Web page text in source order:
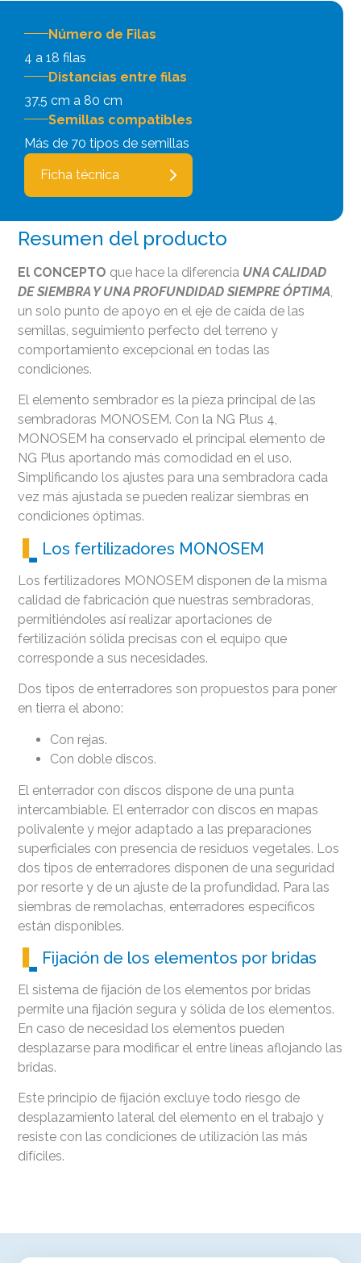
Número de Filas
4 a 18 filas
Distancias entre filas
37,5 cm a 80 cm
Semillas compatibles
Más de 70 tipos de semillas
Ficha técnica
Resumen del producto
El CONCEPTO que hace la diferencia UNA CALIDAD
DE SIEMBRA Y UNA PROFUNDIDAD SIEMPRE ÓPTIMA,
un solo punto de apoyo en el eje de caída de las
semillas, seguimiento perfecto del terreno y
comportamiento excepcional en todas las
condiciones.
El elemento sembrador es la pieza principal de las
sembradoras MONOSEM. Con la NG Plus 4,
MONOSEM ha conservado el principal elemento de
NG Plus aportando más comodidad en el uso.
Simplificando los ajustes para una sembradora cada
vez más ajustada se pueden realizar siembras en
condiciones óptimas.
Los fertilizadores MONOSEM
Los fertilizadores MONOSEM disponen de la misma
calidad de fabricación que nuestras sembradoras,
permitiéndoles así realizar aportaciones de
fertilización sólida precisas con el equipo que
corresponde a sus necesidades.
Dos tipos de enterradores son propuestos para poner
en tierra el abono:
Con rejas.
Con doble discos.
El enterrador con discos dispone de una punta
intercambiable. El enterrador con discos en mapas
polivalente y mejor adaptado a las preparaciones
superficiales con presencia de residuos vegetales. Los
dos tipos de enterradores disponen de una seguridad
por resorte y de un ajuste de la profundidad. Para las
siembras de remolachas, enterradores específicos
están disponibles.
Fijación de los elementos por bridas
El sistema de fijación de los elementos por bridas
permite una fijación segura y sólida de los elementos.
En caso de necesidad los elementos pueden
desplazarse para modificar el entre líneas aflojando las
bridas.
Este principio de fijación excluye todo riesgo de
desplazamiento lateral del elemento en el trabajo y
resiste con las condiciones de utilización las más
difíciles.